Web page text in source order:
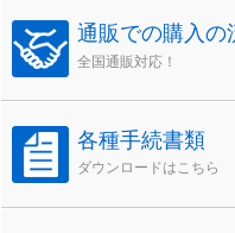
通販での購入の
全国通販対応！
各種手続書類
ダウンロードはこちら